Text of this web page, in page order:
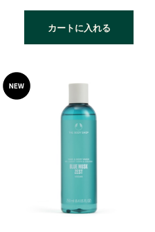
カートに入れる